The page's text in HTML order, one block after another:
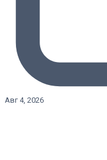
Авг 4, 2026